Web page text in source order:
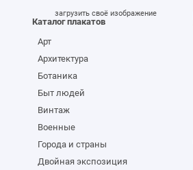
загрузить своё изображение
Каталог плакатов
Арт
Архитектура
Ботаника
Быт людей
Винтаж
Военные
Города и страны
Двойная экспозиция